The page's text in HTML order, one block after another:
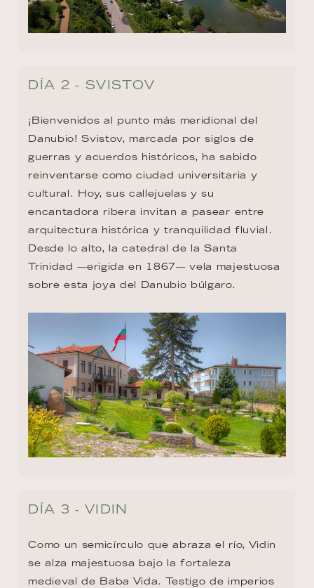
DÍA 2 - SVISTOV
¡Bienvenidos al punto más meridional del
Danubio! Svistov, marcada por siglos de
guerras y acuerdos históricos, ha sabido
reinventarse como ciudad universitaria y
cultural. Hoy, sus callejuelas y su
encantadora ribera invitan a pasear entre
arquitectura histórica y tranquilidad fluvial.
Desde lo alto, la catedral de la Santa
Trinidad —erigida en 1867— vela majestuosa
sobre esta joya del Danubio búlgaro.
DÍA 3 - VIDIN
Como un semicírculo que abraza el río, Vidin
se alza majestuosa bajo la fortaleza
medieval de Baba Vida. Testigo de imperios